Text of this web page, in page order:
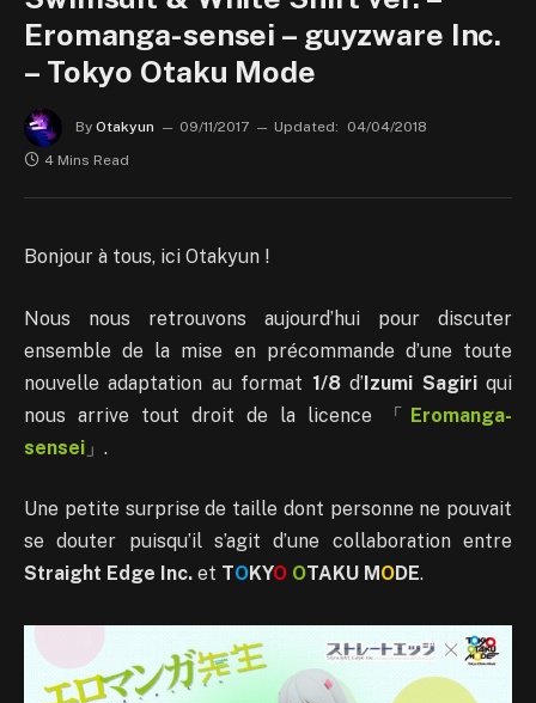
Eromanga-sensei – guyzware Inc.
– Tokyo Otaku Mode
By Otakyun 09/11/2017 Updated:
04/04/2018
4 Mins Read
Bonjour à tous, ici Otakyun !
Nous nous retrouvons aujourd’hui pour discuter
ensemble de la mise en précommande d’une toute
nouvelle adaptation au format 1/8d’Izumi Sagiriqui
nous arrive tout droit de la licence 「 Eromanga-
sensei 」.
Une petite surprise de taille dont personne ne pouvait
se douter puisqu’il s’agit d’une collaboration entre
Straight Edge Inc. et TOKYO OTAKU M ODE.